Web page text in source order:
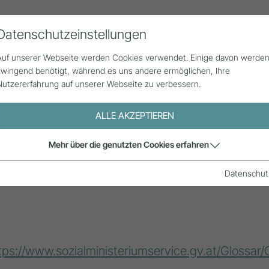
Alle Beiträge Statistik
Person aufgrund einer Behinderung in
gilt hier unter folgenden
www.sozialministeriumservice.gv.at/Glossar/
unserer Webseite werden Cookies verwendet. Einige davon werden
benötigt, während es uns andere ermöglichen, Ihre
auf unserer Webseite zu verbessern.
ALLE AKZEPTIEREN
Mehr über die genutzten Cookies erfahren